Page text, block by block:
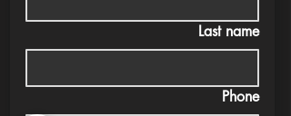
Last name
Phone